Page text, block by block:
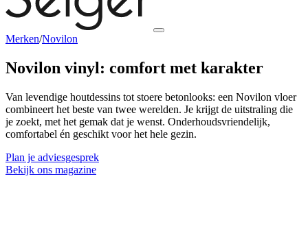
Merken/Novilon
Novilon vinyl: comfort met karakter
Van levendige houtdessins tot stoere betonlooks: een Novilon vloer
combineert het beste van twee werelden. Je krijgt de uitstraling die
je zoekt, met het gemak dat je wenst. Onderhoudsvriendelijk,
comfortabel én geschikt voor het hele gezin.
Plan je adviesgesprek
Bekijk ons magazine